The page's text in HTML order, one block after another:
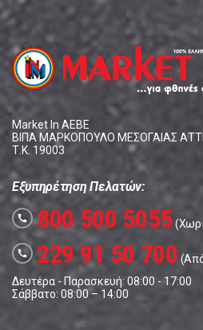
Market In ΑΕΒΕ
ΒΙΠΑ ΜΑΡΚΟΠΟΥΛΟ ΜΕΣΟΓΑΙΑΣ
Τ.Κ. 19003
Εξυπηρέτηση Πελατών:
call 800 500 5055
call 229 91 50 700
Δευτέρα - Παρασκευή: 08:00 - 17:00
Σάββατο: 08:00 – 14:00